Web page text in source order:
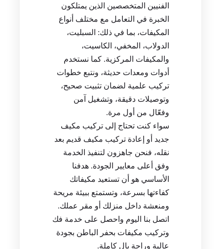
الفنيين المتخصصين الذين يمتلكون
الخبرة في التعامل مع مختلف أنواع
المكيفات، بما في ذلك: السبليت،
الدولاب، المخفي، الكاسيت،
والمكيفات المركزية. كما نستخدم
أدوات ومعدات حديثة، ونتبع خطوات
تركيب علمية لضمان تثبيت صحيح،
وتوصيلات دقيقة، وتشغيل آمن
وفعّال من أول مرة.
سواء كنت تحتاج إلى تركيب مكيف
جديد أو إعادة تركيب مكيف قديم بعد
نقله، فنحن جاهزون لتنفيذ الخدمة
وفق أعلى معايير الجودة. هدفنا
الأساسي هو أن تستعيد مكيفاتك
كفاءتها بسرعة، وتستمتع ببيئة مريحة
ومنعشة داخل منزلك أو مقر عملك.
اتصل بنا اليوم واحصل على خدمة فك
وتركيب مكيفات بحفر الباطن بجودة
عالية وراحة بال كاملة.